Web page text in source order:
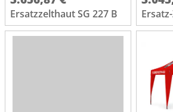
Ersatzzelthaut SG 227 B